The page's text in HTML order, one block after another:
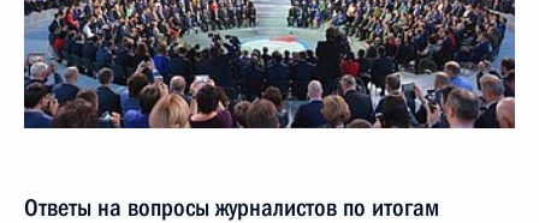
Ответы на вопросы журналистов по итогам